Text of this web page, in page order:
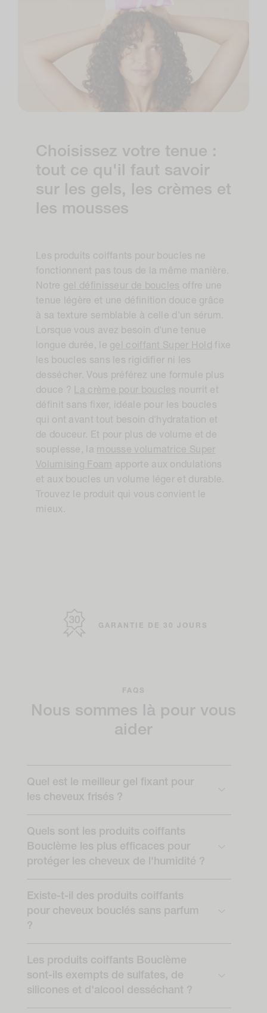
Choisissez votre tenue :
tout ce qu'il faut savoir
sur les gels, les crèmes et
les mousses
Les produits coiffants pour boucles ne
fonctionnent pas tous de la même manière.
Notre gel définisseur de boucles offre une
tenue légère et une définition douce grâce
à sa texture semblable à celle d'un sérum.
Lorsque vous avez besoin d'une tenue
longue durée, le gel coiffant Super Hold fixe
les boucles sans les rigidifier ni les
dessécher. Vous préférez une formule plus
douce ?
La crème pour boucles nourrit et
définit sans fixer, idéale pour les boucles
qui ont avant tout besoin d'hydratation et
de douceur. Et pour plus de volume et de
souplesse, la mousse volumatrice Super
Volumising Foam apporte aux ondulations
et aux boucles un volume léger et durable.
Trouvez le produit qui vous convient le
mieux.
GARANTIE DE 30 JOURS
NATURELLEMENT PUISSANT
CERTIFIÉ SANS CRUAUTÉ
LIVRAISON GRATUITE À PARTIR DE 40 £ /
59 €*
FAQS
Nous sommes là pour vous
aider
Quel est le meilleur gel fixant pour
les cheveux frisés ?
Quels sont les produits coiffants
Bouclème les plus efficaces pour
protéger les cheveux de l'humidité ?
Existe-t-il des produits coiffants
pour cheveux bouclés sans parfum
?
Les produits coiffants Bouclème
sont-ils exempts de sulfates, de
silicones et d'alcool desséchant ?